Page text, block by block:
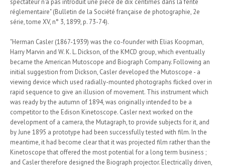
réglementaire" (Bulletin de la Société française de photographie, 2e
série, tome XV, n° 3, 1899, p. 73-74).
"Herman Casler (1867-1939) was the co-founder with Elias Koopman,
Harry Marvin and W. K. L. Dickson, of the KMCD group, which eventually
became the American Mutoscope and Biograph Company. Following an
initial suggestion from Dickson, Casler developed the Mutoscope - a
viewing device which used radially-mounted photographs flicked over in
rapid sequence to give an illusion of movement. This instrument which
was ready by the autumn of 1894, was originally intended to be a
competitor to the Edison Kinetoscope. Casler next worked on the
development of a camera, the Mutagraph, to provide subjects for it, and
by June 1895 a prototype had been successfully tested with film. In the
meantime, it had become clear that it was projected film rather than the
Kinetoscope that offered the most potential for a long term business ;
and Casler therefore designed the Biograph projector. Electrically driven,